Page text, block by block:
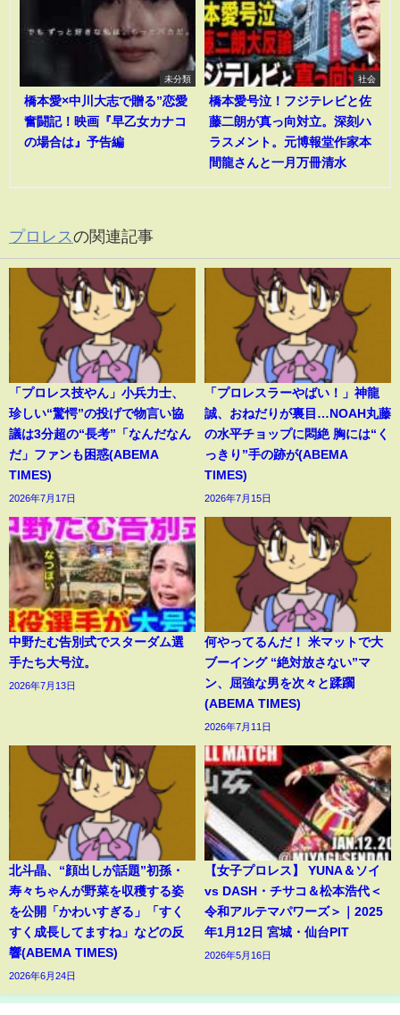
未分類
橋本愛×中川大志で贈る”恋愛
奮闘記！映画『早乙女カナコ
の場合は』予告編
社会
橋本愛号泣！フジテレビと佐
藤二朗が真っ向対立。深刻ハ
ラスメント。元博報堂作家本
間龍さんと一月万冊清水
プロレスの関連記事
「プロレス技やん」小兵力士、
珍しい“驚愕”の投げで物言い協
議は3分超の“長考”「なんだなん
だ」ファンも困惑(ABEMA
TIMES)
2026年7月17日
「プロレスラーやばい！」神龍
誠、おねだりが裏目…NOAH丸藤
の水平チョップに悶絶 胸には“く
っきり”手の跡が(ABEMA
TIMES)
2026年7月15日
中野たむ告別式でスターダム選
手たち大号泣。
2026年7月13日
何やってるんだ！ 米マットで大
ブーイング “絶対放さない”マ
ン、屈強な男を次々と蹂躙
(ABEMA TIMES)
2026年7月11日
北斗晶、“顔出しが話題”初孫・
寿々ちゃんが野菜を収穫する姿
を公開「かわいすぎる」「すく
すく成長してますね」などの反
響(ABEMA TIMES)
2026年6月24日
【女子プロレス】 YUNA＆ソイ
vs DASH・チサコ＆松本浩代＜
令和アルテマパワーズ＞｜2025
年1月12日 宮城・仙台PIT
2026年5月16日